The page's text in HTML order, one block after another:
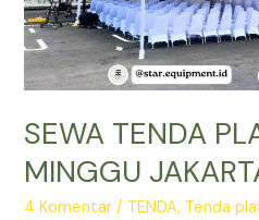
SEWA TENDA
MINGGU
4 Komentar / TENDA, Tenda